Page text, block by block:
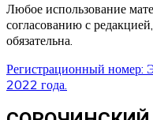
Любое использование
согласованию с
обязательна.
Регистрационный
2022 года.